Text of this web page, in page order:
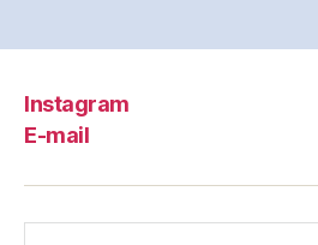
Instagram
E-mail